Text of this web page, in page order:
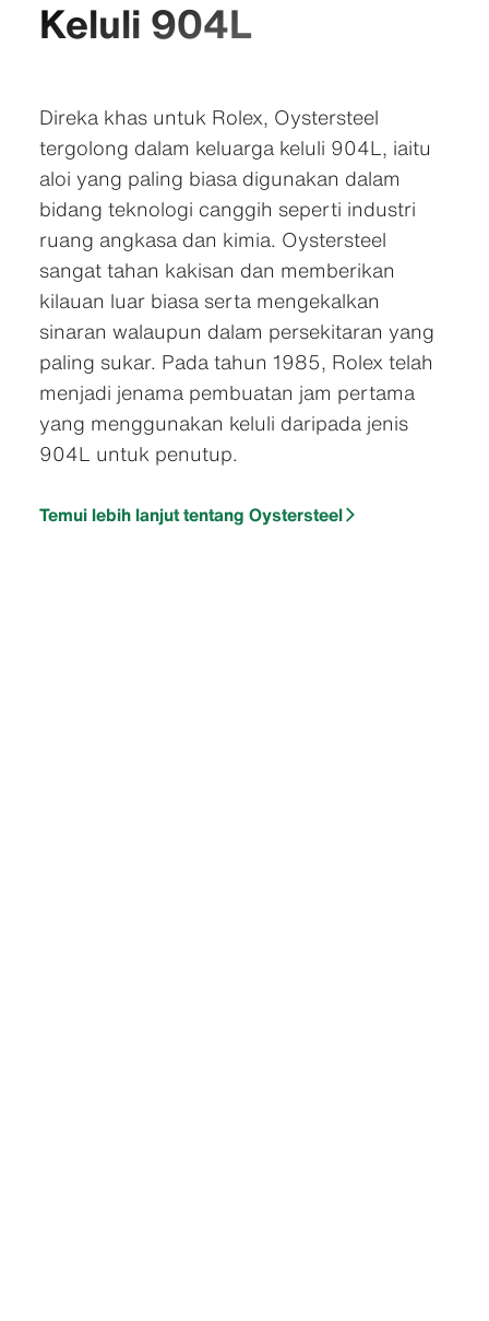
Keluli 904L
Direka khas untuk Rolex, Oystersteel
tergolong dalam keluarga keluli 904L, iaitu
aloi yang paling biasa digunakan dalam
bidang teknologi canggih seperti industri
ruang angkasa dan kimia. Oystersteel
sangat tahan kakisan dan memberikan
kilauan luar biasa serta mengekalkan
sinaran walaupun dalam persekitaran yang
paling sukar. Pada tahun 1985, Rolex telah
menjadi jenama pembuatan jam pertama
yang menggunakan keluli daripada jenis
904L untuk penutup.
Temui lebih lanjut tentang Oystersteel